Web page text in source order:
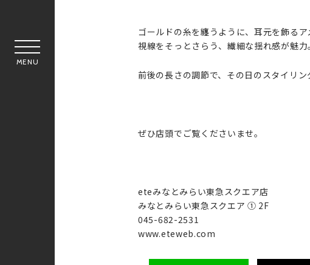
MENU
ゴールドの糸を纏うように、耳元を飾るア
視線をそっとさらう、繊細な揺れ感が魅力。
前後の長さの調節で、その日のスタイリ
ぜひ店頭でご覧くださいませ。
eteみなとみらい東急スクエア店
みなとみらい東急スクエア ① 2F
045-682-2531
www.eteweb.com